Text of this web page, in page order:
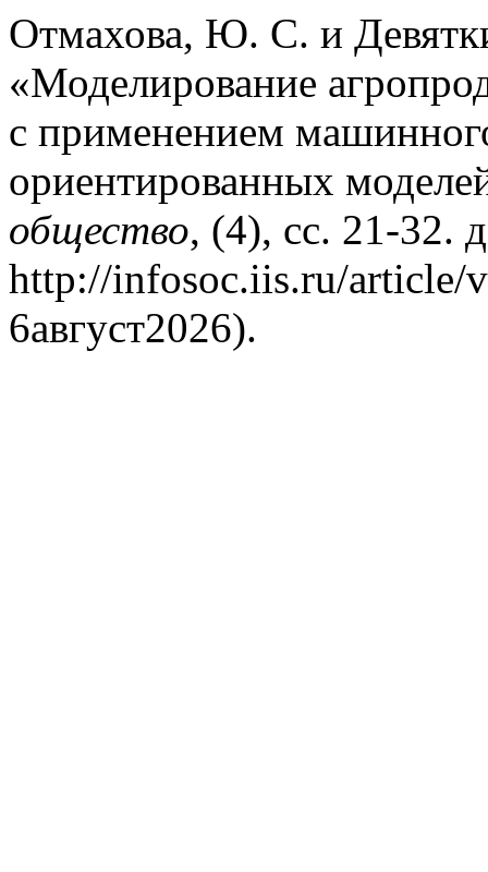
Отмахова, Ю. С. и
«Моделирование
с применением
ориентированных
общество, (4), сс. 21-32.
http://infosoc.iis.ru/article/
6август2026).